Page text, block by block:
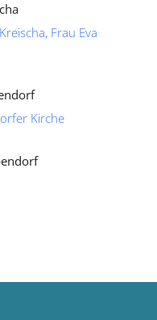
Frau Eva
Kirche